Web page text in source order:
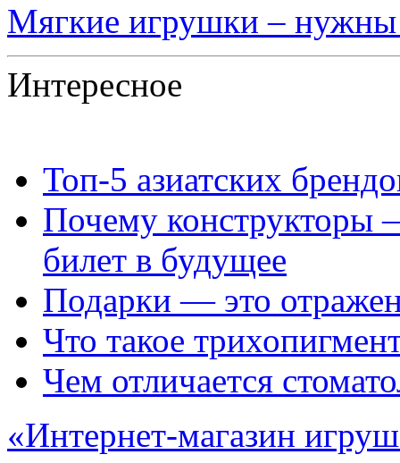
Мягкие игрушки –
Интересное
Топ‑5 азиатских
Почему конструкторы
билет в будущее
Подарки — это
Что такое
Чем отличается
«Интернет-магазин